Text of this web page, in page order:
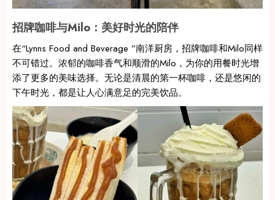
招牌咖啡与Milo：美好时光的陪伴
在“Lynns Food and Beverage ”南洋厨房，招牌咖啡和Milo同样
不可错过。浓郁的咖啡香气和顺滑的Milo，为你的用餐时光增
添了更多的美味选择。无论是清晨的第一杯咖啡，还是悠闲的
下午时光，都是让人心满意足的完美饮品。